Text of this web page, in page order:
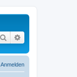
Suche
Anmelden